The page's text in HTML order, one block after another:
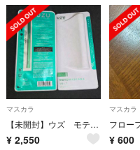
マスカラ
【未開封】ウズ モテマスカラ UZU セパレート volume7 VOL7 2個
¥ 2,550
マスカラ
¥ 600